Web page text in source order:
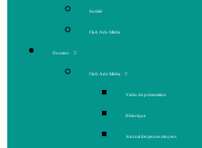
Société
Club Ado Média
Dossiers
Club Ado Média
Vidéo de présentation
Historique
Journal des jeunes citoyens